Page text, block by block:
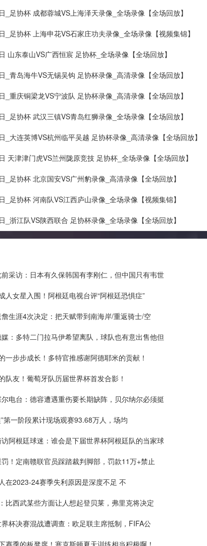
_足协杯 成都蓉城VS上海泽天录像_全场录像【全场回放】
_足协杯 上海申花VS石家庄功夫录像_全场录像【视频集锦】
山东泰山VS广西恒宸 足协杯_全场录像【全场回放】
_青岛海牛VS无锡吴钩 足协杯录像_高清录像【全场回放】
_重庆铜梁龙VS宁波队 足协杯录像_高清录像【全场回放】
_足协杯 武汉三镇VS青岛红狮录像_全场录像【全场回放】
_大连英博VS杭州临平吴越 足协杯录像_高清录像【全场回放】
天津津门虎VS兰州陇原竞技 足协杯_全场录像【全场回放】
_足协杯 北京国安VS广州豹录像_高清录像【全场回放】
_足协杯 河南队VS江西庐山录像_全场录像【视频集锦】
_浙江队VS陕西联合 足协杯录像_全场录像【全场回放】
前采访：日本有久保韩国有李刚仁，但中国只有韦世
人女星入围！阿根廷电视台评“阿根廷恐惧症”
詹生涯4次决定：把天赋带到南海岸/重返骑士/空
媒：多特二门拉马伊希望离队，球队也有意出售他但
一步步成长！多特官推感谢阿德耶米的贡献！
队友！葡萄牙队历届世界杯首发合影！
尔电台：德容遭遇重伤要长期缺阵，贝尔纳尔必须挺
第一阶段累计现场观赛93.68万人，场均
访阿根廷球迷：谁会是下届世界杯阿根廷队的当家球
罚！定南赣联官员踩踏裁判脚部，罚款11万+禁止
在2023-24赛季失利原因是深度不足 不
比西武某些方面让人想起登贝莱，弗里克将决定
界杯决赛混战遭调查：欧足联主席抵制，FIFA公
赛季的板凳席！塞克斯顿夏天训练相当积极啊！